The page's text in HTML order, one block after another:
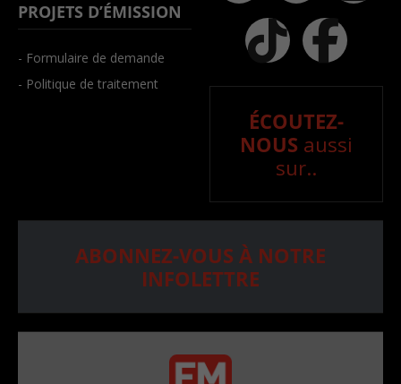
PROJETS D’ÉMISSION
- Formulaire de demande
- Politique de traitement
ÉCOUTEZ-
NOUS aussi
sur..
ABONNEZ-VOUS À NOTRE
INFOLETTRE